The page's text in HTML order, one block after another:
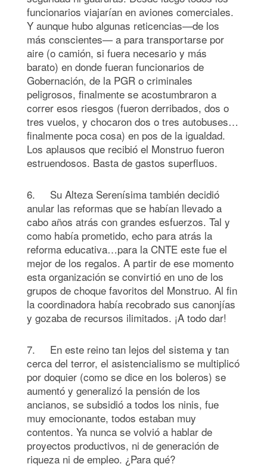
funcionarios viajarían en aviones comerciales.
Y aunque hubo algunas reticencias—de los
más conscientes— a para transportarse por
aire (o camión, si fuera necesario y más
barato) en donde fueran funcionarios de
Gobernación, de la PGR o criminales
peligrosos, finalmente se acostumbraron a
correr esos riesgos (fueron derribados, dos o
tres vuelos, y chocaron dos o tres autobuses…
finalmente poca cosa) en pos de la igualdad.
Los aplausos que recibió el Monstruo fueron
estruendosos. Basta de gastos superfluos.
6. Su Alteza Serenísima también decidió
anular las reformas que se habían llevado a
cabo años atrás con grandes esfuerzos. Tal y
como había prometido, echo para atrás la
reforma educativa…para la CNTE este fue el
mejor de los regalos. A partir de ese momento
esta organización se convirtió en uno de los
grupos de choque favoritos del Monstruo. Al fin
la coordinadora había recobrado sus canonjías
y gozaba de recursos ilimitados. ¡A todo dar!
7. En este reino tan lejos del sistema y tan
cerca del terror, el asistencialismo se multiplicó
por doquier (como se dice en los boleros) se
aumentó y generalizó la pensión de los
ancianos, se subsidió a todos los ninis, fue
muy emocionante, todos estaban muy
contentos. Ya nunca se volvió a hablar de
proyectos productivos, ni de generación de
riqueza ni de empleo. ¿Para qué?